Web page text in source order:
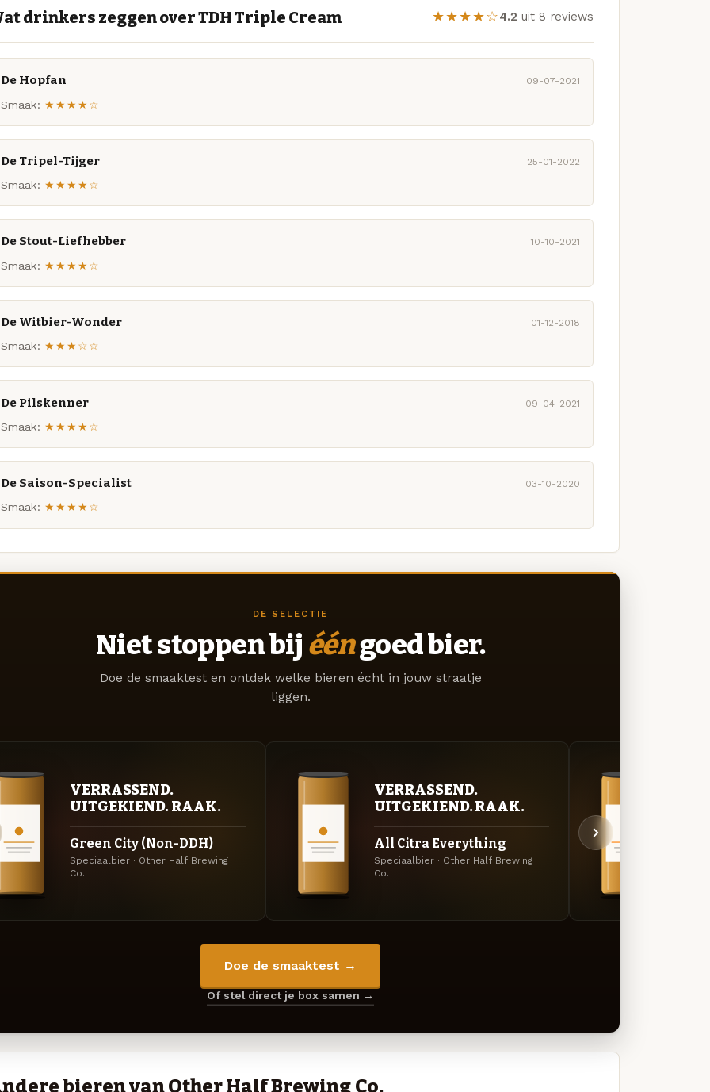
drinkers zeggen over TDH Triple Cream ★★★★☆4.2 uit 8 reviews
De Hopfan 09-07-2021
Smaak: ★★★★☆
De Tripel-Tijger 25-01-2022
Smaak: ★★★★☆
De Stout-Liefhebber 10-10-2021
Smaak: ★★★★☆
De Witbier-Wonder 01-12-2018
Smaak: ★★★☆☆
De Pilskenner 09-04-2021
Smaak: ★★★★☆
De Saison-Specialist 03-10-2020
Smaak: ★★★★☆
DE SELECTIE
Niet stoppen bij ééngoed bier.
Doe de smaaktest en ontdek welke bieren écht in jouw straatje
liggen.
VERRASSEND.
UITGEKIEND. RAAK.
Green City (Non-DDH)
Speciaalbier · Other Half Brewing
Co.
VERRASSEND.
UITGEKIEND. RAAK.
All Citra Everything
Speciaalbier · Other Half Brewing
Co.
Doe de smaaktest →
Of stel direct je box samen →
bieren van Other Half Brewing Co.